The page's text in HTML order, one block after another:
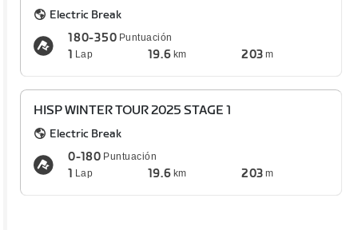
Electric Break
180-350 Puntuación
1 Lap 19.6 km 203 m
HISP WINTER TOUR 2025 STAGE 1
Electric Break
0-180 Puntuación
1 Lap 19.6 km 203 m